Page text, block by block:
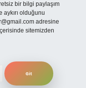
bir bilgi paylaşım
olduğunu
adresine
sitemizden